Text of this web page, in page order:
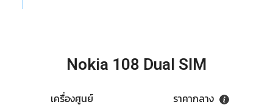
Nokia 108 Dual SIM
เครื่องศูนย์ ราคากลาง